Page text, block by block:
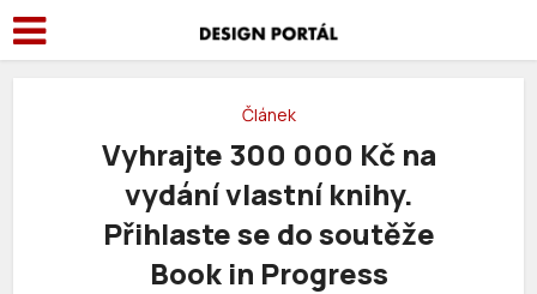
Článek
Vyhrajte 300 000 Kč na
vydání vlastní knihy.
Přihlaste se do soutěže
Book in Progress